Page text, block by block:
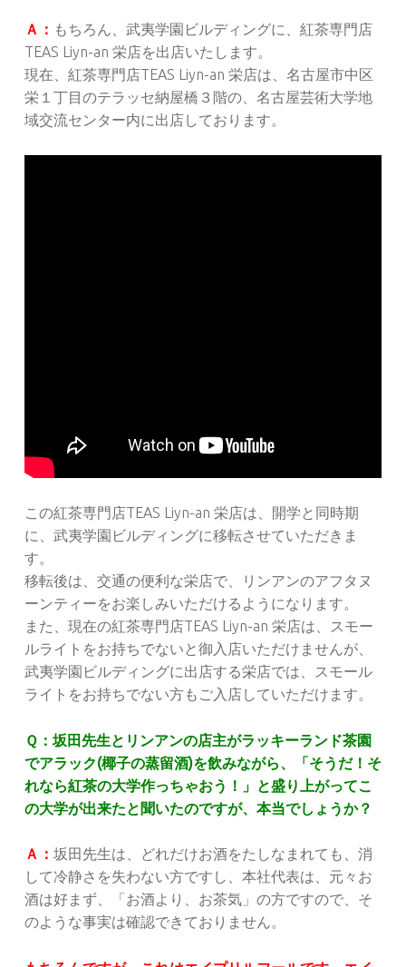
Ａ： もちろん、武夷学園ビルディングに、紅茶専門店
TEAS Liyn-an 栄店を出店いたします。
現在、紅茶専門店TEAS Liyn-an 栄店は、名古屋市中区
栄１丁目のテラッセ納屋橋３階の、名古屋芸術大学地
域交流センター内に出店しております。
この紅茶専門店TEAS Liyn-an 栄店は、開学と同時期
に、武夷学園ビルディングに移転させていただきま
す。
移転後は、交通の便利な栄店で、リンアンのアフタヌ
ーンティーをお楽しみいただけるようになります。
また、現在の紅茶専門店TEAS Liyn-an 栄店は、スモー
ルライトをお持ちでないと御入店いただけませんが、
武夷学園ビルディングに出店する栄店では、スモール
ライトをお持ちでない方もご入店していただけます。
Ｑ：坂田先生とリンアンの店主がラッキーランド茶園
でアラック(椰子の蒸留酒)を飲みながら、「そうだ！そ
れなら紅茶の大学作っちゃおう！」と盛り上がってこ
の大学が出来たと聞いたのですが、本当でしょうか？
Ａ： 坂田先生は、どれだけお酒をたしなまれても、消
して冷静さを失わない方ですし、本社代表は、元々お
酒は好まず、「お酒より、お茶気」の方ですので、そ
のような事実は確認できておりません。